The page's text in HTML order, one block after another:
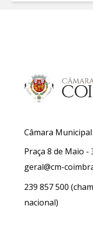
Câmara
Praça 8 de Maio -
geral@cm-
239 857 500
nacional)